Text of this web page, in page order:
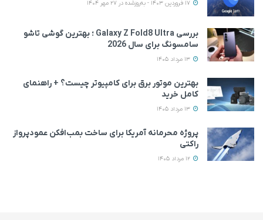
بررسی Galaxy Z Fold8 Ultra ؛ بهترین گوشی تاشو
سامسونگ برای سال 2026
بهترین موتور برق برای کامپیوتر چیست؟ + راهنمای
کامل خرید
پروژه محرمانه آمریکا برای ساخت بمب‌افکن عمودپرواز
راکتی